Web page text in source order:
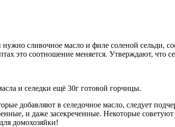
сливочное масло и филе соленой сельди,
это соотношение меняется. Утверждают, что
и селедки ещё 30г готовой горчицы.
добавляют в селедочное масло, следует
и даже засекреченные. Некоторые
домохозяйки!